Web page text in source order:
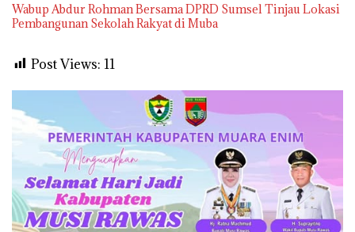
Wabup Abdur Rohman Bersama DPRD Sumsel Tinjau Lokasi
Pembangunan Sekolah Rakyat di Muba
Post Views: 11